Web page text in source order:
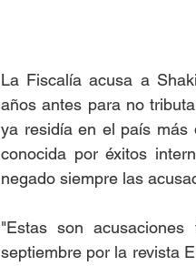
La Fiscalía acusa a
años antes para no
ya residía en el país más
conocida por éxitos
negado siempre las
"Estas son
septiembre por la revista